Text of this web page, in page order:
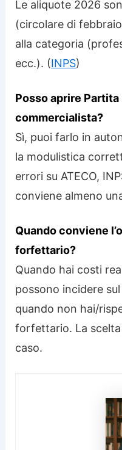
Le aliquote 2026
(circolare di
alla categoria
ecc.). (INPS)
Posso aprire Partita
commercialista?
Sì, puoi farlo in
la modulistica
errori su ATECO,
conviene almeno
Quando conviene
forfettario?
Quando hai costi
possono incidere
quando non hai/
forfettario. La
caso.